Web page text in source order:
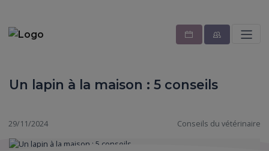
Un lapin à la maison : 5 conseils
29/11/2024 Conseils du vétérinaire